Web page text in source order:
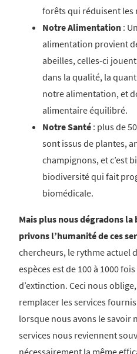
forêts qui réduisent les
Notre Alimentation :
alimentation provient
abeilles, celles-ci
dans la qualité, la
notre alimentation, et
alimentaire équilibré.
Notre Santé : plus de
sont issus de plantes,
champignons, et c’est
biodiversité qui fait
biomédicale.
Mais plus nous dégradons
privons l’humanité de ces
chercheurs, le rythme actuel
espèces est de 100 à 1000
d’extinction. Ceci nous
remplacer les services
lorsque nous avons le savoir
services nous reviennent
nécessairement la même